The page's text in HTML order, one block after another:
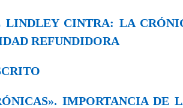
LINDLEY CINTRA: LA
REFUNDIDORA
IMPORTANCIA DE